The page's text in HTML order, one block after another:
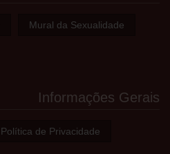
Mural da Sexualidade
Informações Gerais
Política de Privacidade